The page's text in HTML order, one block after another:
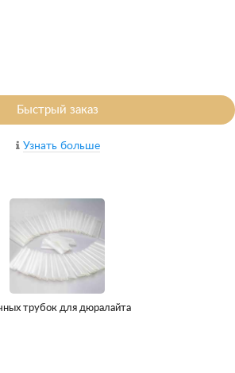
Быстрый заказ
Узнать больше
трубок для дюралайта